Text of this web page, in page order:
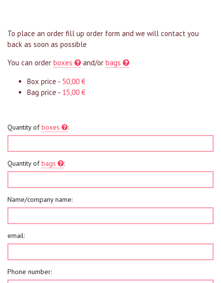
To place an order fill up order form and we will contact you
back as soon as possible
You can order boxes and/or bags
Box price - 50,00 €
Bag price - 15,00 €
Quantity ofboxes :
Quantity ofbags :
Name/company name:
email:
Phone number: